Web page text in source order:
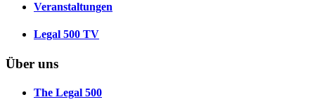
Veranstaltungen
Legal 500 TV
Über uns
The Legal 500